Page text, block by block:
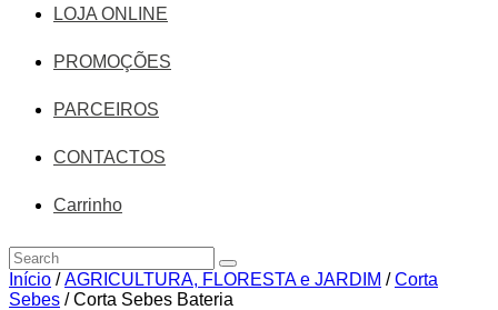
LOJA ONLINE
PROMOÇÕES
PARCEIROS
CONTACTOS
Carrinho
Início /AGRICULTURA, FLORESTA e JARDIM /Corta
Sebes / Corta Sebes Bateria